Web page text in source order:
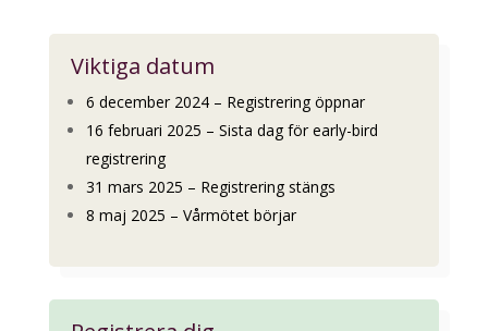
Viktiga datum
6 december 2024 – Registrering öppnar
16 februari 2025 – Sista dag för early-bird
registrering
31 mars 2025 – Registrering stängs
8 maj 2025 – Vårmötet börjar